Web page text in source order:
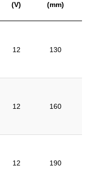
(V)
(mm)
12 130
12 160
12 190